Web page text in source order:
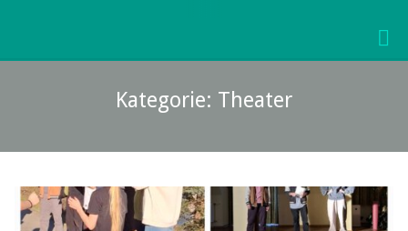
content
FRIEDRICH-
GYMNASIUMKategorie: Theater